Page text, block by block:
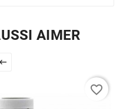
AIMER

favorite_border